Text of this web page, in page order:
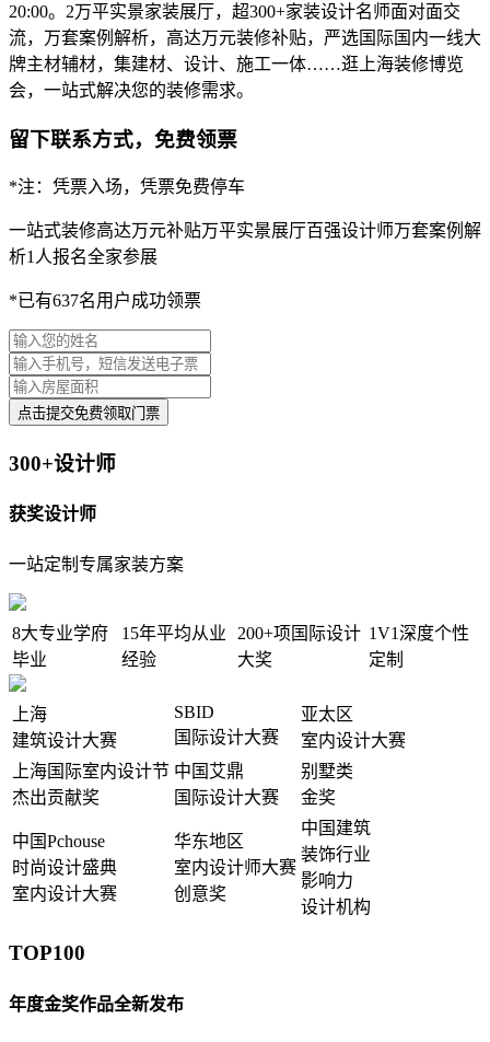
20:00。2万平实景家装展厅，超300+家装设计名师面对面交
流，万套案例解析，高达万元装修补贴，严选国际国内一线大
牌主材辅材，集建材、设计、施工一体……逛上海装修博览
会，一站式解决您的装修需求。
留下联系方式，免费领票
*注：凭票入场，凭票免费停车
一站式装修高达万元补贴万平实景展厅百强设计师万套案例解
析1人报名全家参展
*已有637名用户成功领票
点击提交免费领取门票
300+设计师
获奖设计师
一站定制专属家装方案
8大专业学府
毕业
15年平均从业
经验
200+项 国际设计
大奖
1V1深度个性
定制
上海
建筑设计大赛
SBID
国际设计大赛
亚太区
室内设计大赛
上海国际室内设计节
杰出贡献奖
中国艾鼎
国际设计大赛
别墅类
金奖
中国Pchouse
时尚设计盛典
室内设计大赛
华东地区
室内设计师大赛
创意奖
中国建筑
装饰行业
影响力
设计机构
TOP100
年度金奖作品全新发布